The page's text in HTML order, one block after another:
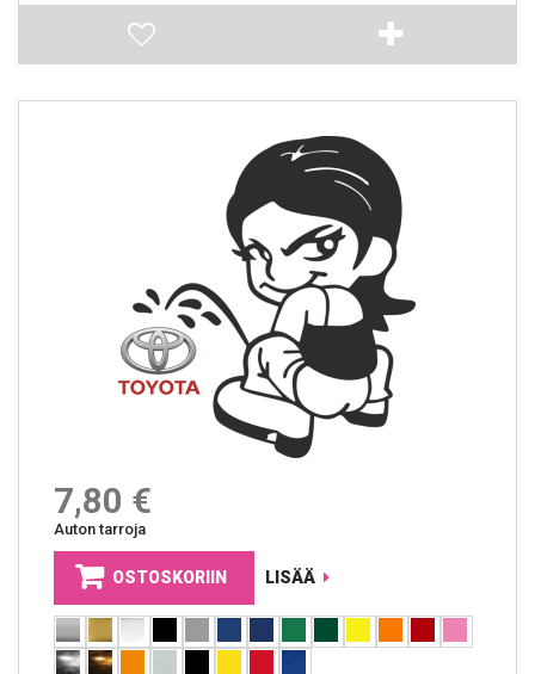
7,80 €
Auton tarroja
OSTOSKORIIN LISÄÄ